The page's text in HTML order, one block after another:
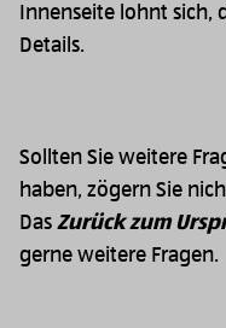
Innenseite lohnt sich,
Details.
Sollten Sie weitere
haben, zögern Sie
Das Zurück zum
gerne weitere Fragen.